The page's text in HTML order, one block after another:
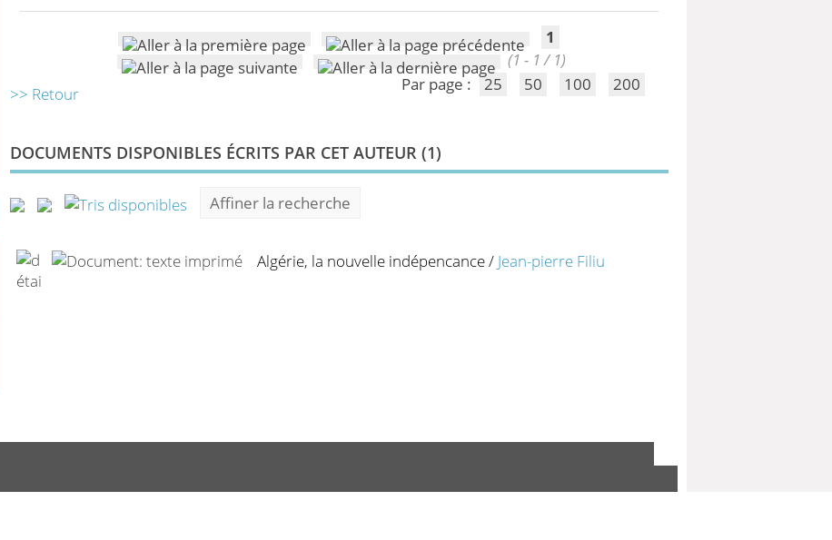
1
(1 - 1 / 1)
Par page :
25 50 100 200
>> Retour
DOCUMENTS DISPONIBLES ÉCRITS PAR CET AUTEUR (1)
Affiner la recherche
Algérie, la nouvelle indépencance/ Jean-pierre Filiu